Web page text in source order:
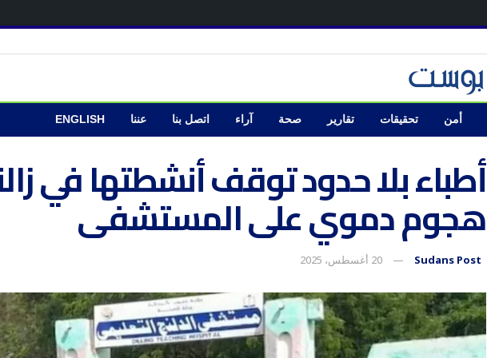
أمن تحقيقات تقارير صحة آراء اتصل بنا عننا ENGLISH
أطباء بلا حدود توقف أنشطتها في
هجوم دموي على المستشفى
Sudans Post 20 أغسطس، 2025